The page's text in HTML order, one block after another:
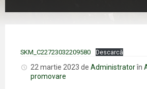
SKM_C22723032209580 Descarcă
22 martie 2023 de Administratorîn
promovare